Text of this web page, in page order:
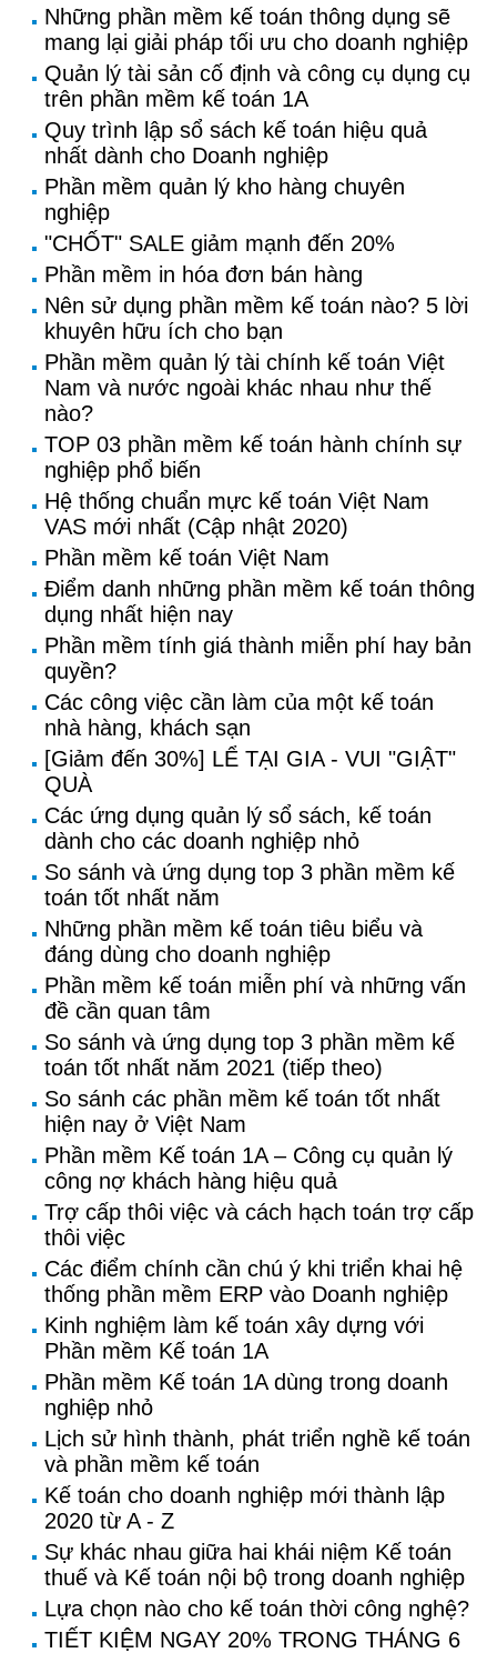
Những phần mềm kế toán thông dụng sẽ
mang lại giải pháp tối ưu cho doanh nghiệp
Quản lý tài sản cố định và công cụ dụng cụ
trên phần mềm kế toán 1A
Quy trình lập sổ sách kế toán hiệu quả
nhất dành cho Doanh nghiệp
Phần mềm quản lý kho hàng chuyên
nghiệp
"CHỐT" SALE giảm mạnh đến 20%
Phần mềm in hóa đơn bán hàng
Nên sử dụng phần mềm kế toán nào? 5 lời
khuyên hữu ích cho bạn
Phần mềm quản lý tài chính kế toán Việt
Nam và nước ngoài khác nhau như thế
nào?
TOP 03 phần mềm kế toán hành chính sự
nghiệp phổ biến
Hệ thống chuẩn mực kế toán Việt Nam
VAS mới nhất (Cập nhật 2020)
Phần mềm kế toán Việt Nam
Điểm danh những phần mềm kế toán thông
dụng nhất hiện nay
Phần mềm tính giá thành miễn phí hay bản
quyền?
Các công việc cần làm của một kế toán
nhà hàng, khách sạn
[Giảm đến 30%] LỂ TẠI GIA - VUI "GIẬT"
QUÀ
Các ứng dụng quản lý sổ sách, kế toán
dành cho các doanh nghiệp nhỏ
So sánh và ứng dụng top 3 phần mềm kế
toán tốt nhất năm
Những phần mềm kế toán tiêu biểu và
đáng dùng cho doanh nghiệp
Phần mềm kế toán miễn phí và những vấn
đề cần quan tâm
So sánh và ứng dụng top 3 phần mềm kế
toán tốt nhất năm 2021 (tiếp theo)
So sánh các phần mềm kế toán tốt nhất
hiện nay ở Việt Nam
Phần mềm Kế toán 1A – Công cụ quản lý
công nợ khách hàng hiệu quả
Trợ cấp thôi việc và cách hạch toán trợ cấp
thôi việc
Các điểm chính cần chú ý khi triển khai hệ
thống phần mềm ERP vào Doanh nghiệp
Kinh nghiệm làm kế toán xây dựng với
Phần mềm Kế toán 1A
Phần mềm Kế toán 1A dùng trong doanh
nghiệp nhỏ
Lịch sử hình thành, phát triển nghề kế toán
và phần mềm kế toán
Kế toán cho doanh nghiệp mới thành lập
2020 từ A - Z
Sự khác nhau giữa hai khái niệm Kế toán
thuế và Kế toán nội bộ trong doanh nghiệp
Lựa chọn nào cho kế toán thời công nghệ?
TIẾT KIỆM NGAY 20% TRONG THÁNG 6